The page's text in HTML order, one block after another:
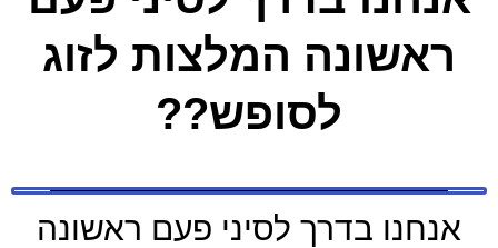
ראשונה המלצות לזוג
לסופש??
אנחנו בדרך לסיני פעם ראשונה